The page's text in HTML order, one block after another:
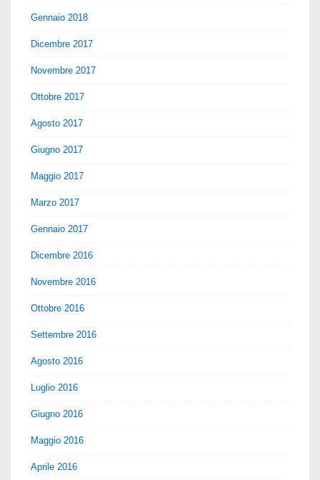
Gennaio 2018
Dicembre 2017
Novembre 2017
Ottobre 2017
Agosto 2017
Giugno 2017
Maggio 2017
Marzo 2017
Gennaio 2017
Dicembre 2016
Novembre 2016
Ottobre 2016
Settembre 2016
Agosto 2016
Luglio 2016
Giugno 2016
Maggio 2016
Aprile 2016